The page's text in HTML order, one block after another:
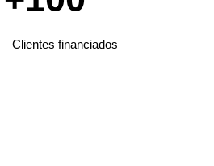
Clientes financiados